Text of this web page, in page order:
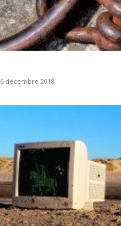
6 décembre 2018